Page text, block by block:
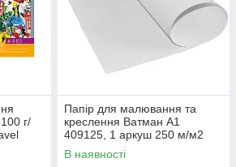
г/
Папір для малювання та
креслення Ватман А1
409125, 1 аркуш 250 м/м2
В наявності